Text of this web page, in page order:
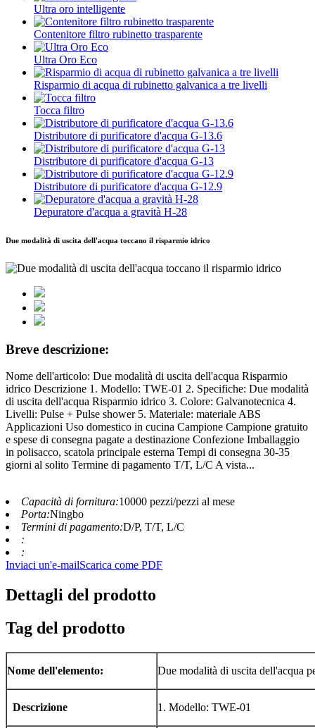
Ultra oro intelligente
Contenitore filtro rubinetto trasparente
Ultra Oro Eco
Risparmio di acqua di rubinetto galvanica a tre livelli
Tocca filtro
Distributore di purificatore d'acqua G-13.6
Distributore di purificatore d'acqua G-13
Distributore di purificatore d'acqua G-12.9
Depuratore d'acqua a gravità H-28
Due modalità di uscita dell'acqua toccano il risparmio idrico
Breve descrizione:
Nome dell'articolo: Due modalità di uscita dell'acqua Risparmio
idrico Descrizione 1. Modello: TWE-01 2. Specifiche: Due modalità
di uscita dell'acqua Risparmio idrico 3. Colore: Galvanotecnica 4.
Livelli: Pulse + Pulse shower 5. Materiale: materiale ABS
Applicazioni Uso domestico in cucina Campione Campione gratuito
e spese di consegna pagate a destinazione Confezione Imballaggio
in polisacco, scatola principale esterna Tempi di consegna 30-35
giorni al solito Termine di pagamento T/T, L/C A vista...
Capacità di fornitura:10000 pezzi/pezzi al mese
Porta:Ningbo
Termini di pagamento:D/P, T/T, L/C
:
:
Inviaci un'e-mailScarica come PDF
Dettagli del prodotto
Tag del prodotto
Nome dell'elemento: Due modalità di uscita dell'acqua
Descrizione 1. Modello: TWE-01